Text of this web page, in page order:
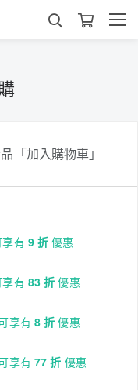
「加入購物車」
有 9 折 優惠
有 83 折 優惠
享有 8 折 優惠
享有 77 折 優惠